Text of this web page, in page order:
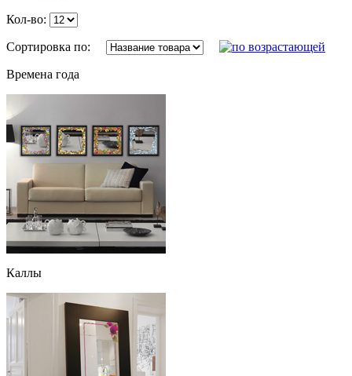
Кол-во:
Сортировка по:
Времена года
Каллы